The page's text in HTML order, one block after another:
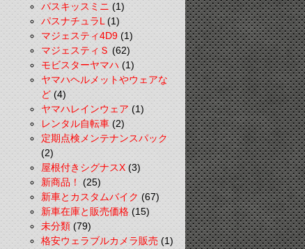
パスキッスミニ(1)
パスナチュラL(1)
マジェスティ4D9(1)
マジェスティＳ(62)
モビスターヤマハ(1)
ヤマハヘルメットやウェアな
ど(4)
ヤマハレインウェア(1)
レンタル自転車(2)
定期点検メンテナンスパック
(2)
屋根付きシグナスX(3)
新商品！(25)
新車とカスタムバイク(67)
新車在庫と販売価格(15)
未分類(79)
格安ウェラブルカメラ販売(1)